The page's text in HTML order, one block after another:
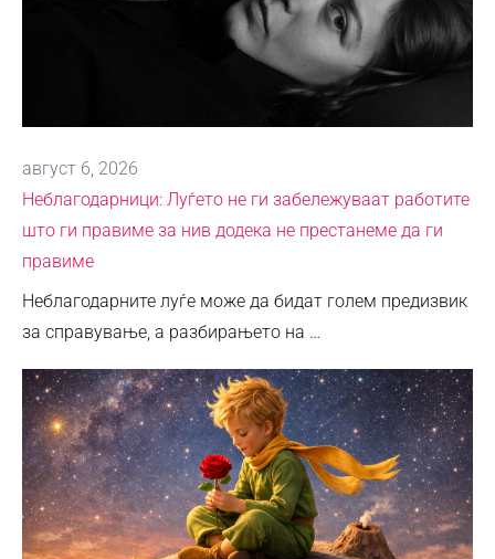
август 6, 2026
Неблагодарници: Луѓето не ги забележуваат работите
што ги правиме за нив додека не престанеме да ги
правиме
Неблагодарните луѓе може да бидат голем предизвик
за справување, а разбирањето на …